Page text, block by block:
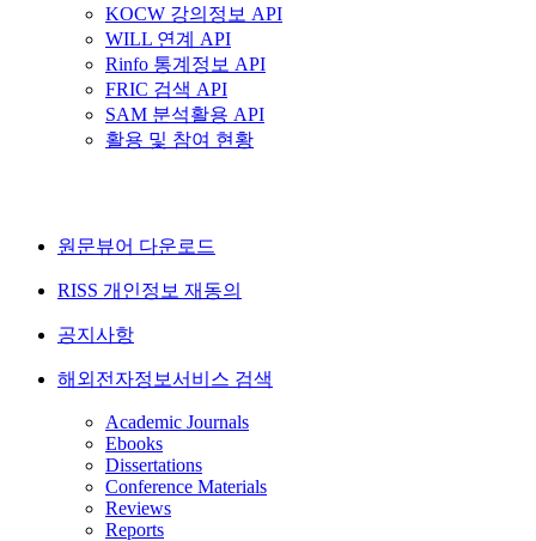
KOCW 강의정보 API
WILL 연계 API
Rinfo 통계정보 API
FRIC 검색 API
SAM 분석활용 API
활용 및 참여 현황
원문뷰어 다운로드
RISS 개인정보 재동의
공지사항
해외전자정보서비스 검색
Academic Journals
Ebooks
Dissertations
Conference Materials
Reviews
Reports